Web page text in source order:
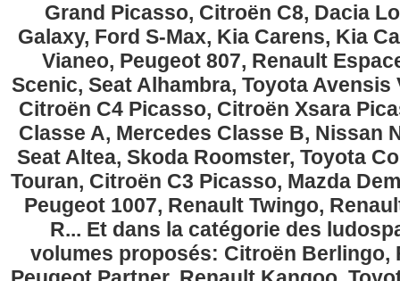
Grand Picasso, Citroën C8, Dacia
Galaxy, Ford S-Max, Kia Carens, Kia
Vianeo, Peugeot 807, Renault
Scenic, Seat Alhambra, Toyota
Citroën C4 Picasso, Citroën Xsara
Classe A, Mercedes Classe B, Nissan
Seat Altea, Skoda Roomster, Toyota
Touran, Citroën C3 Picasso, Mazda
Peugeot 1007, Renault Twingo,
R... Et dans la catégorie des
volumes proposés: Citroën Berlingo,